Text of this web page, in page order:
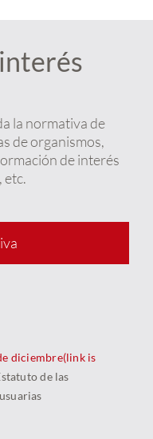
la normativa de
de organismos,
de interés
etc.
diciembre(link is
de las